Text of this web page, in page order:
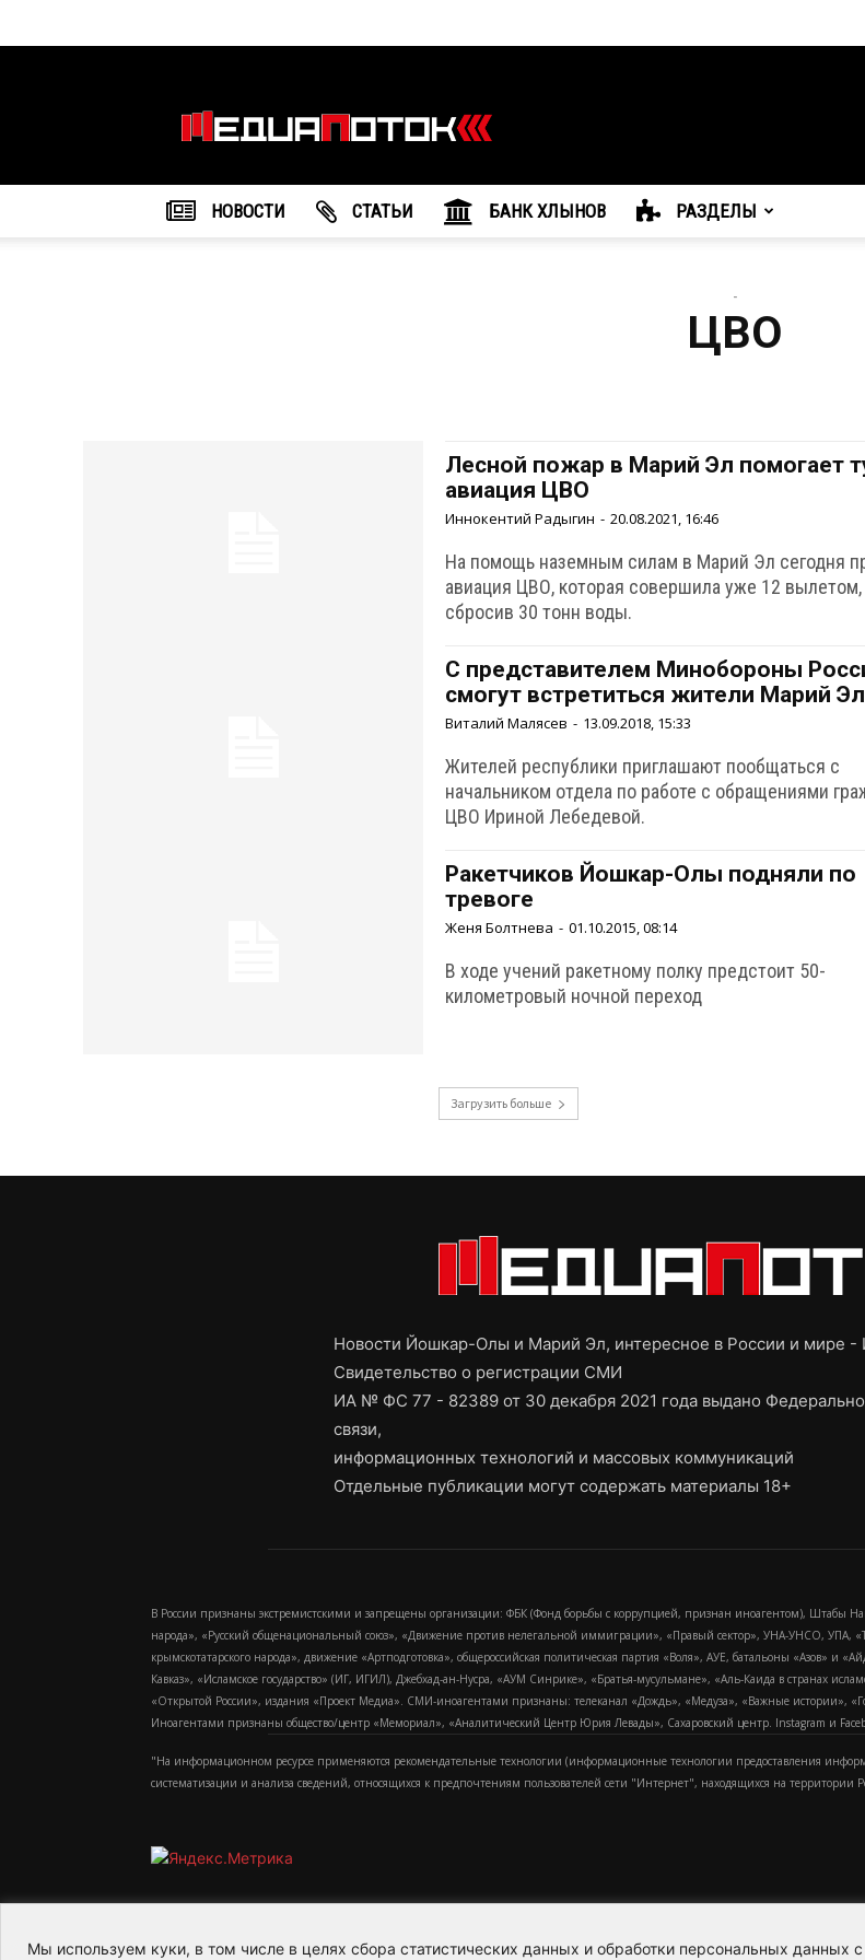
Мы используем куки, в том числе в целях сбора статистических данных и обработки персональных данных
агентство
"МедиаПоток"
НОВОСТИ CТАТЬИ БАНК ХЛЫНОВ РАЗДЕЛЫ
-
ЦВО
Лесной пожар в Марий Эл помогает
авиация ЦВО
Иннокентий Радыгин - 20.08.2021, 16:46
На помощь наземным силам в Марий Эл сегодня
авиация ЦВО, которая совершила уже 12 вылетом,
сбросив 30 тонн воды.
С представителем Минобороны
смогут встретиться жители Марий Эл
Виталий Малясев - 13.09.2018, 15:33
Жителей республики приглашают пообщаться с
начальником отдела по работе с обращениями
ЦВО Ириной Лебедевой.
Ракетчиков Йошкар-Олы подняли по
тревоге
Женя Болтнева - 01.10.2015, 08:14
В ходе учений ракетному полку предстоит 50-
километровый ночной переход
Загрузить больше
Новости Йошкар-Олы и Марий Эл, интересное в России и мире
Свидетельство о регистрации СМИ
ИА № ФС 77 - 82389 от 30 декабря 2021 года выдано
связи,
информационных технологий и массовых коммуникаций
Отдельные публикации могут содержать материалы 18+
В России признаны экстремистскими и запрещены организации: ФБК (Фонд борьбы с коррупцией, признан иноагентом), Штабы
народа», «Русский общенациональный союз», «Движение против нелегальной иммиграции», «Правый сектор», УНА-УНСО,
крымскотатарского народа», движение «Артподготовка», общероссийская политическая партия «Воля», АУЕ, батальоны «Азов»
Кавказ», «Исламское государство» (ИГ, ИГИЛ), Джебхад-ан-Нусра, «АУМ Синрике», «Братья-мусульмане», «Аль-Каида в странах
«Открытой России», издания «Проект Медиа». СМИ-иноагентами признаны: телеканал «Дождь», «Медуза», «Важные истории»,
Иноагентами признаны общество/центр «Мемориал», «Аналитический Центр Юрия Левады», Сахаровский центр. Instagram и
"На информационном ресурсе применяются рекомендательные технологии (информационные технологии предоставления
систематизации и анализа сведений, относящихся к предпочтениям пользователей сети "Интернет", находящихся на территории